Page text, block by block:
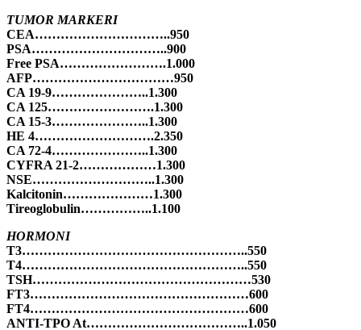
TUMOR MARKERI
CEA…………………………..950
PSA…………………………..900
Free PSA…………………….1.000
AFP……………………………950
CA 19-9…………………..1.300
CA 125…………………….1.300
CA 15-3…………………..1.300
HE 4……………………….2.350
CA 72-4…………………..1.300
CYFRA 21-2………………1.300
NSE………………………..1.300
Kalcitonin…………………1.300
Tireoglobulin……………..1.100
HORMONI
T3……………………………………………..550
T4……………………………………………..550
TSH……………………………………………530
FT3……………………………………………600
FT4……………………………………………600
ANTI-TPO At………………………………..1.050